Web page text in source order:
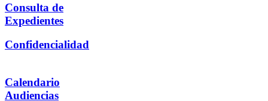
Consulta de
Expedientes
Confidencialidad
Calendario
Audiencias